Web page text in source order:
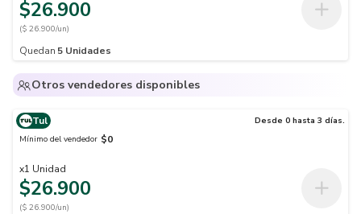
$26.900
($ 26.900/un)
Quedan 5 Unidades
Otros vendedores disponibles
Tul
Desde 0 hasta 3 días.
Mínimo del vendedor $0
x1 Unidad
$26.900
($ 26.900/un)